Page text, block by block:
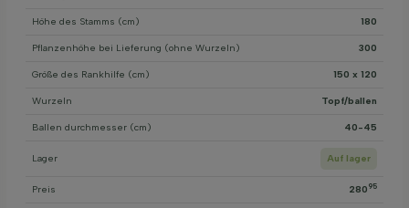
Höhe des Stamms (cm) 180
Pflanzenhöhe bei Lieferung (ohne Wurzeln) 300
Größe des Rankhilfe (cm) 150 x 120
Wurzeln Topf/ballen
Ballen durchmesser (cm) 40-45
Lager Auf lager
Preis 280 95